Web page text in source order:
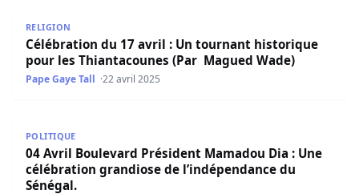
RELIGION
Célébration du 17 avril : Un tournant historique
pour les Thiantacounes (Par Magued Wade)
Pape Gaye Tall 22 avril 2025
POLITIQUE
04 Avril Boulevard Président Mamadou Dia : Une
célébration grandiose de l’indépendance du
Sénégal.